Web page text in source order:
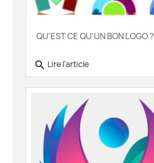
QU'EST CE QU'UN BON LOGO ?
search Lire l'article